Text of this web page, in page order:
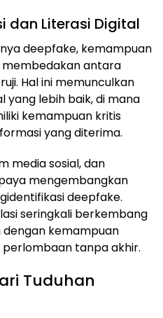
dan Literasi Digital
deepfake, kemampuan
antara
Hal ini memunculkan
yang lebih baik, di mana
kemampuan kritis
yang diterima.
media sosial, dan
mengembangkan
deepfake.
seringkali berkembang
kemampuan
tanpa akhir.
Tuduhan